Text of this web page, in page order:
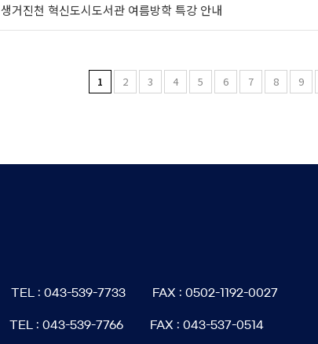
생거진천 혁신도시도서관 여름방학 특강 안내
1 2 3 4 5 6 7 8 9
TEL : 043-539-7733 FAX : 0502-1192-0027
TEL : 043-539-7766 FAX : 043-537-0514